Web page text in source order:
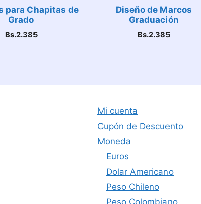
para Chapitas de
Grado
Bs.2.385
Diseño de Marcos
Graduación
Bs.2.385
Mi cuenta
Cupón de Descuento
Moneda
Euros
Dolar Americano
Peso Chileno
Peso Colombiano